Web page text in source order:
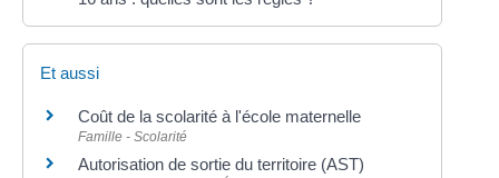
Et aussi
Coût de la scolarité à l'école maternelle
Famille - Scolarité
Autorisation de sortie du territoire (AST)